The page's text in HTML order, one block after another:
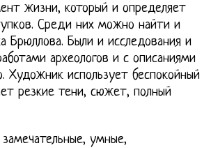
жизни, который и определяет
Среди них можно найти и
Брюллова. Были и исследования и
археологов и с описаниями
Художник использует беспокойный
резкие тени, сюжет, полный
умные,